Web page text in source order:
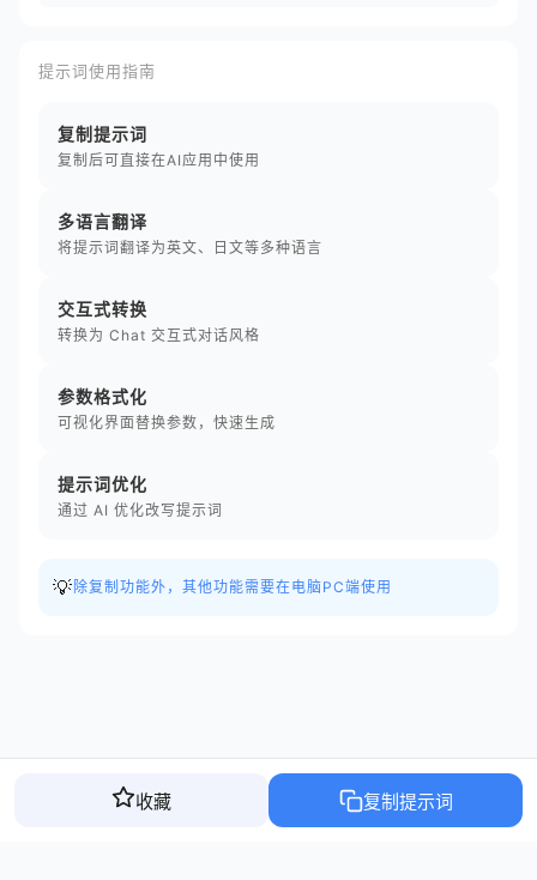
提示词使用指南
复制提示词
复制后可直接在AI应用中使用
多语言翻译
将提示词翻译为英文、日文等多种语言
交互式转换
转换为 Chat 交互式对话风格
参数格式化
可视化界面替换参数，快速生成
提示词优化
通过 AI 优化改写提示词
💡 除复制功能外，其他功能需要在电脑PC端使用
收藏 复制提示词